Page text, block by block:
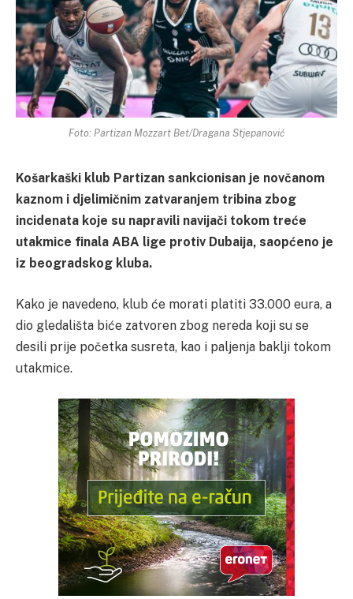
Foto: Partizan Mozzart Bet/Dragana Stjepanović
Košarkaški klub Partizan sankcionisan je novčanom
kaznom i djelimičnim zatvaranjem tribina zbog
incidenata koje su napravili navijači tokom treće
utakmice finala ABA lige protiv Dubaija, saopćeno je
iz beogradskog kluba.
Kako je navedeno, klub će morati platiti 33.000 eura, a
dio gledališta biće zatvoren zbog nereda koji su se
desili prije početka susreta, kao i paljenja baklji tokom
utakmice.